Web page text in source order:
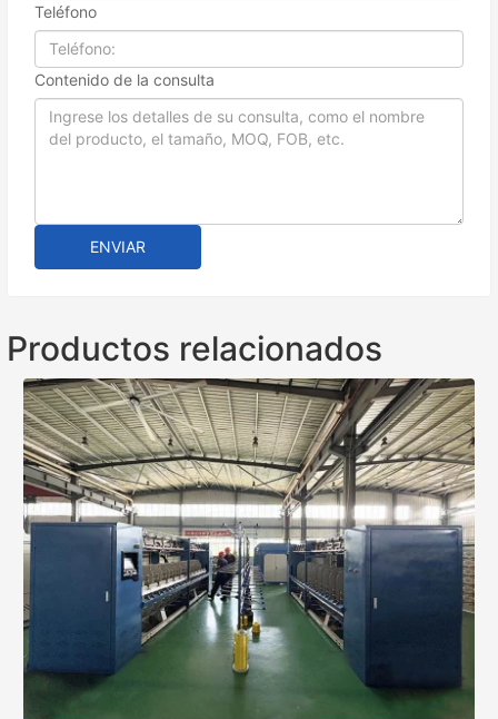
Teléfono
Contenido de la consulta
ENVIAR
Productos relacionados